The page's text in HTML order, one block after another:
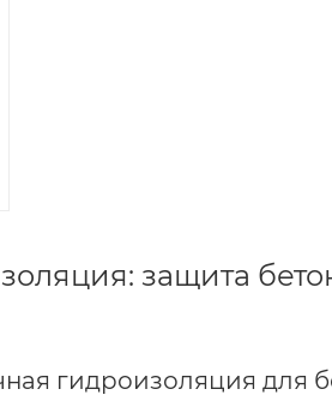
защита
гидроизоляция для